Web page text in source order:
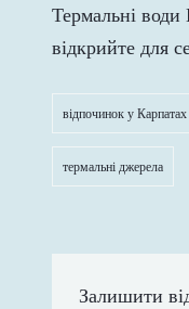
Термальні води
відкрийте для
відпочинок у Карпатах
термальні джерела
Залишити